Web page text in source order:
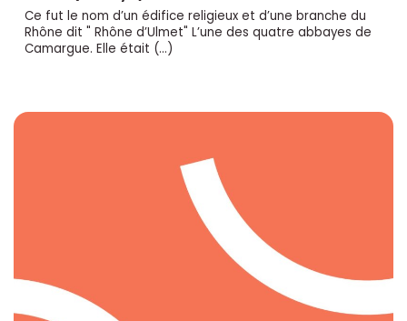
Ce fut le nom d’un édifice religieux et d’une branche du
Rhône dit " Rhône d’Ulmet" L’une des quatre abbayes de
Camargue. Elle était (…)